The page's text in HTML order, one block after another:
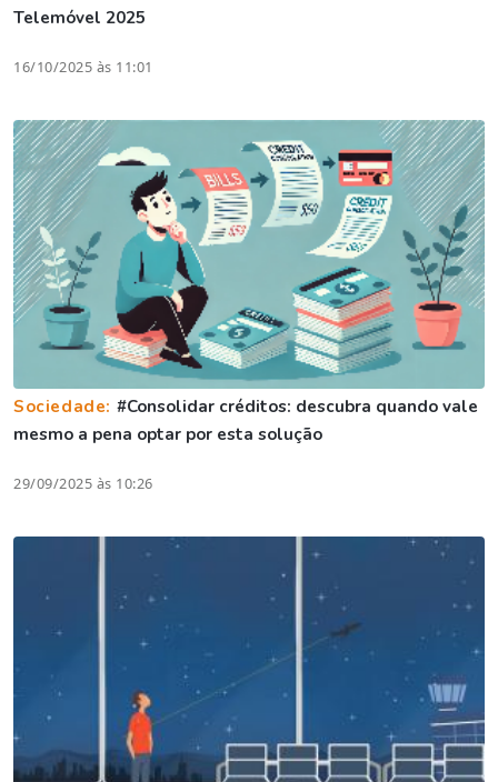
Telemóvel 2025
16/10/2025 às 11:01
Sociedade: #Consolidar créditos: descubra quando vale
mesmo a pena optar por esta solução
29/09/2025 às 10:26